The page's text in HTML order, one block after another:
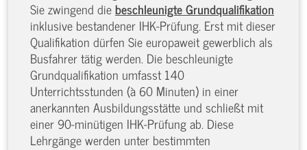
Sie zwingend diebeschleunigte Grundqualifikation
inklusive bestandener IHK-Prüfung. Erst mit dieser
Qualifikation dürfen Sie europaweit gewerblich als
Busfahrer tätig werden. Die beschleunigte
Grundqualifikation umfasst 140
Unterrichtsstunden (à 60 Minuten) in einer
anerkannten Ausbildungsstätte und schließt mit
einer 90-minütigen IHK-Prüfung ab. Diese
Lehrgänge werden unter bestimmten